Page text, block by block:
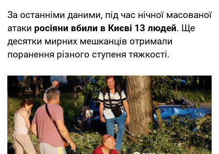
За останніми даними, під час нічної масованої
атаки росіяни вбили в Києві 13 людей. Ще
десятки мирних мешканців отримали
поранення різного ступеня тяжкості.